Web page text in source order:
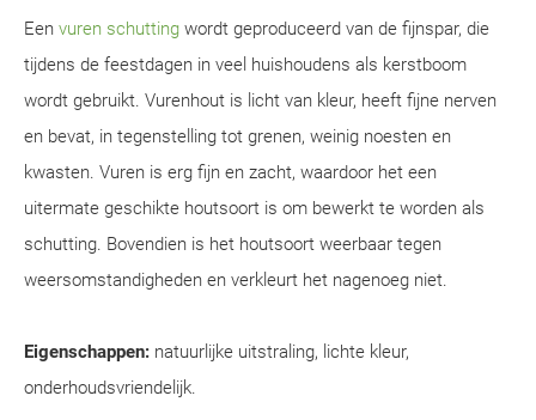
Een vuren schutting wordt geproduceerd van de fijnspar, die
tijdens de feestdagen in veel huishoudens als kerstboom
wordt gebruikt. Vurenhout is licht van kleur, heeft fijne nerven
en bevat, in tegenstelling tot grenen, weinig noesten en
kwasten. Vuren is erg fijn en zacht, waardoor het een
uitermate geschikte houtsoort is om bewerkt te worden als
schutting. Bovendien is het houtsoort weerbaar tegen
weersomstandigheden en verkleurt het nagenoeg niet.
Eigenschappen: natuurlijke uitstraling, lichte kleur,
onderhoudsvriendelijk.